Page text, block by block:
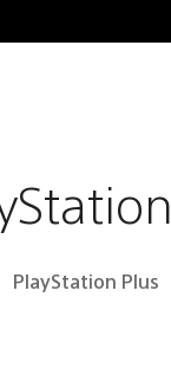
PlayStation Plus